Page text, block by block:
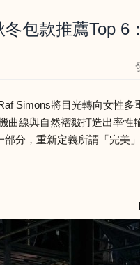
冬包款推薦Top
Simons將目光轉向女性
曲線與自然褶皺打造出率
分，重新定義所謂「完美